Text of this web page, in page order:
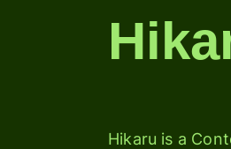
Hikaru is a